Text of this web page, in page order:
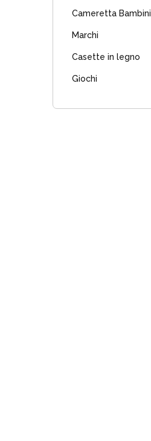
Cameretta Bambini
Marchi
Casette in legno
Giochi